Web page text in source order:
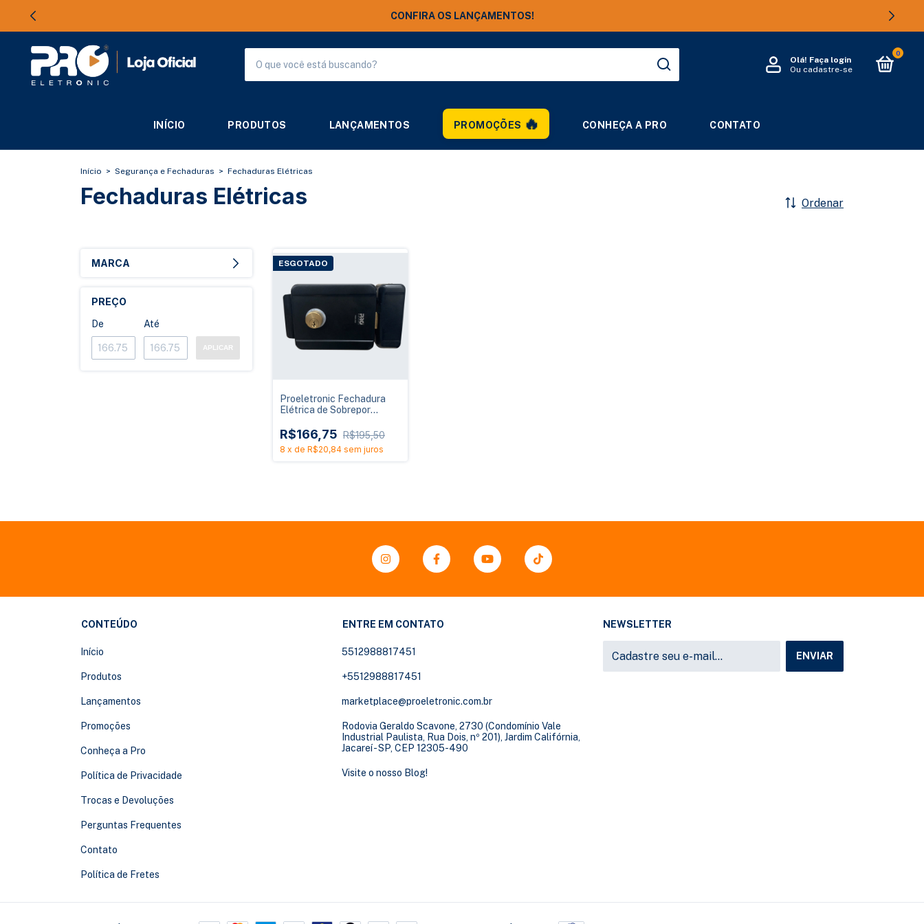
CONFIRA OS LANÇAMENTOS!
Olá! Faça login
Ou cadastre-se
0
INÍCIO PRODUTOS LANÇAMENTOS PROMOÇÕES CONHEÇA A PRO CONTATO
Início > Segurança e Fechaduras > Fechaduras Elétricas
Fechaduras Elétricas Ordenar
MARCA
PREÇO
De Até
APLICAR
ESGOTADO
Proeletronic Fechadura
Elétrica de Sobrepor
R$166,75 R$195,50
8 x de R$20,84 sem juros
CONTEÚDO
Início
Produtos
Lançamentos
Promoções
Conheça a Pro
Política de Privacidade
Trocas e Devoluções
Perguntas Frequentes
Contato
Política de Fretes
ENTRE EM CONTATO
5512988817451
+5512988817451
marketplace@proeletronic.com.br
Rodovia Geraldo Scavone, 2730 (Condomínio Vale
Industrial Paulista, Rua Dois, nº 201), Jardim Califórnia,
Jacareí - SP, CEP 12305-490
Visite o nosso Blog!
NEWSLETTER